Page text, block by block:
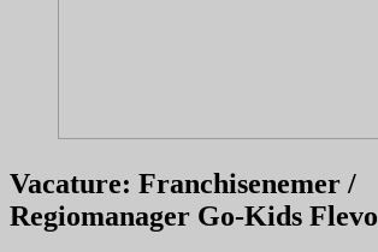
Vacature: Franchisenemer /
Regiomanager Go-Kids Flevo